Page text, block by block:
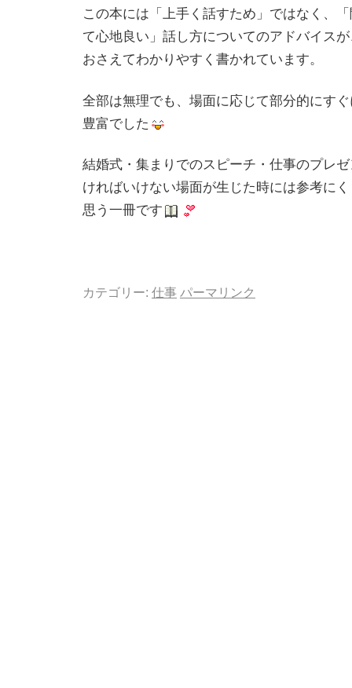
この本には「上手く話すため」ではなく、
て心地良い」話し方についてのアドバイス
おさえてわかりやすく書かれています。
全部は無理でも、場面に応じて部分的にす
豊富でした
結婚式・集まりでのスピーチ・仕事のプレ
ければいけない場面が生じた時には参考に
思う一冊です
カテゴリー: 仕事 パーマリンク